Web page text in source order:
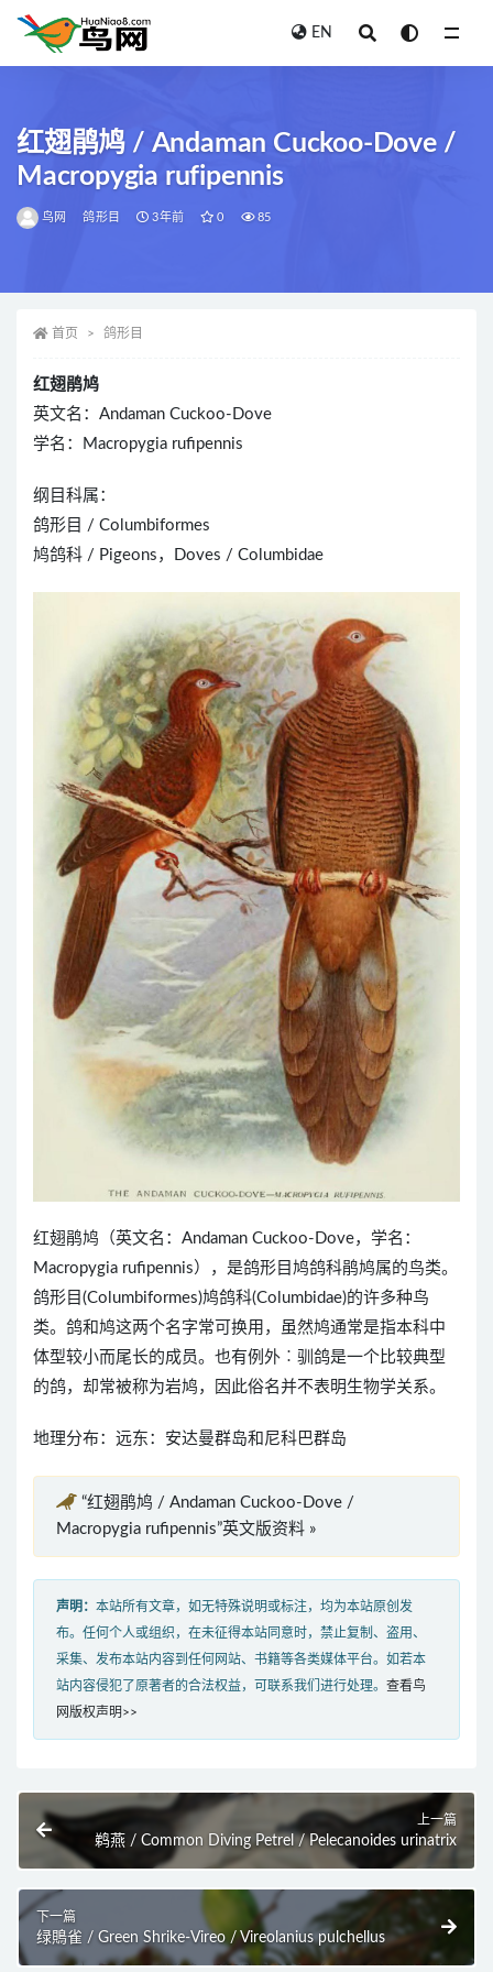
EN
红翅鹃鸠 / Andaman Cuckoo-Dove /
Macropygia rufipennis
鸟网 鸽形目 3年前 0 85
首页 鸽形目
红翅鹃鸠
英文名：Andaman Cuckoo-Dove
学名：Macropygia rufipennis
纲目科属：
鸽形目 / Columbiformes
鸠鸽科 / Pigeons，Doves / Columbidae
红翅鹃鸠（英文名：Andaman Cuckoo-Dove，学名：
Macropygia rufipennis），是鸽形目鸠鸽科鹃鸠属的鸟类。
鸽形目(Columbiformes)鸠鸽科(Columbidae)的许多种鸟
类。鸽和鸠这两个名字常可换用，虽然鸠通常是指本科中
体型较小而尾长的成员。也有例外︰驯鸽是一个比较典型
的鸽，却常被称为岩鸠，因此俗名并不表明生物学关系。
地理分布：远东：安达曼群岛和尼科巴群岛
“红翅鹃鸠 / Andaman Cuckoo-Dove /
Macropygia rufipennis”英文版资料 »
声明： 本站所有文章，如无特殊说明或标注，均为本站原创发
布。任何个人或组织，在未征得本站同意时，禁止复制、盗用、
采集、发布本站内容到任何网站、书籍等各类媒体平台。如若本
站内容侵犯了原著者的合法权益，可联系我们进行处理。 查看鸟
网版权声明>>
上一篇
鹈燕 / Common Diving Petrel / Pelecanoides urinatrix
下一篇
绿鵙雀 / Green Shrike-Vireo / Vireolanius pulchellus